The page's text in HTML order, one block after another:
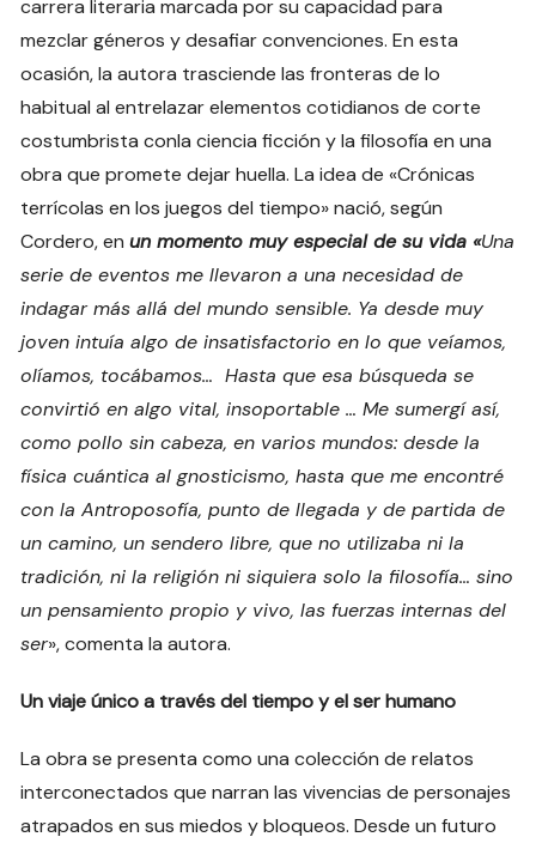
carrera literaria marcada por su capacidad para
mezclar géneros y desafiar convenciones. En esta
ocasión, la autora trasciende las fronteras de lo
habitual al entrelazar elementos cotidianos de corte
costumbrista conla ciencia ficción y la filosofía en una
obra que promete dejar huella. La idea de «Crónicas
terrícolas en los juegos del tiempo» nació, según
Cordero, enun momento muy especial de su vida «Una
serie de eventos me llevaron a una necesidad de
indagar más allá del mundo sensible. Ya desde muy
joven intuía algo de insatisfactorio en lo que veíamos,
olíamos, tocábamos… Hasta que esa búsqueda se
convirtió en algo vital, insoportable … Me sumergí así,
como pollo sin cabeza, en varios mundos: desde la
física cuántica al gnosticismo, hasta que me encontré
con la Antroposofía, punto de llegada y de partida de
un camino, un sendero libre, que no utilizaba ni la
tradición, ni la religión ni siquiera solo la filosofía… sino
un pensamiento propio y vivo, las fuerzas internas del
ser», comenta la autora.
Un viaje único a través del tiempo y el ser humano
La obra se presenta como una colección de relatos
interconectados que narran las vivencias de personajes
atrapados en sus miedos y bloqueos. Desde un futuro